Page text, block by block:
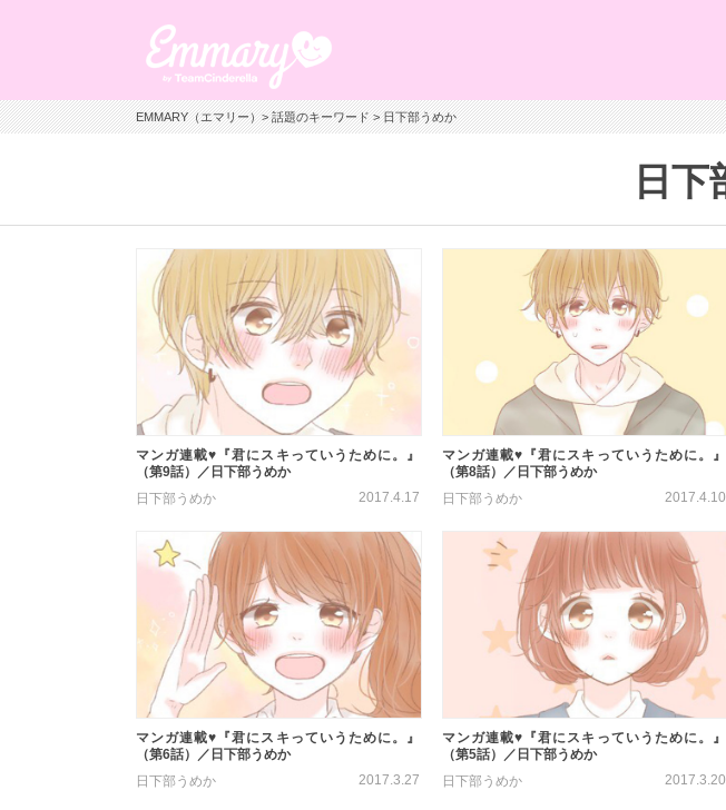
EMMARY（エマリー）>話題のキーワード> 日下部うめか
日
マンガ連載♥『君にスキっていうために。』
（第9話）／日下部うめか
日下部うめか
2017.4.17
マンガ連載♥『君にスキっていうために。』
（第8話）／日下部うめか
日下部うめか
2017.4.10
マンガ連載♥『君にスキっていうために。』
（第6話）／日下部うめか
日下部うめか
2017.3.27
マンガ連載♥『君にスキっていうために。』
（第5話）／日下部うめか
日下部うめか
2017.3.20